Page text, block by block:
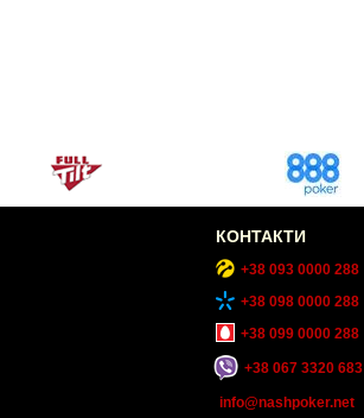
КОНТАКТИ
+38 093 0000 288
+38 098 0000 288
+38 099 0000 288
+38 067 3320 683
info@nashpoker.net